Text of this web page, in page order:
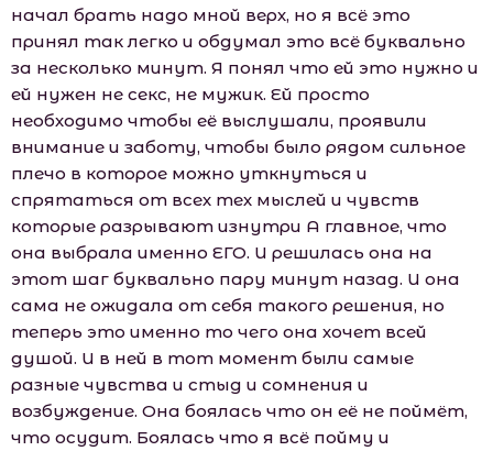
начал брать надо мной верх, но я всё это
принял так легко и обдумал это всё буквально
за несколько минут. Я понял что ей это нужно и
ей нужен не секс, не мужик. Ей просто
необходимо чтобы её выслушали, проявили
внимание и заботу, чтобы было рядом сильное
плечо в которое можно уткнуться и
спрятаться от всех тех мыслей и чувств
которые разрывают изнутри А главное, что
она выбрала именно ЕГО. И решилась она на
этот шаг буквально пару минут назад. И она
сама не ожидала от себя такого решения, но
теперь это именно то чего она хочет всей
душой. И в ней в тот момент были самые
разные чувства и стыд и сомнения и
возбуждение. Она боялась что он её не поймёт,
что осудит. Боялась что я всё пойму и